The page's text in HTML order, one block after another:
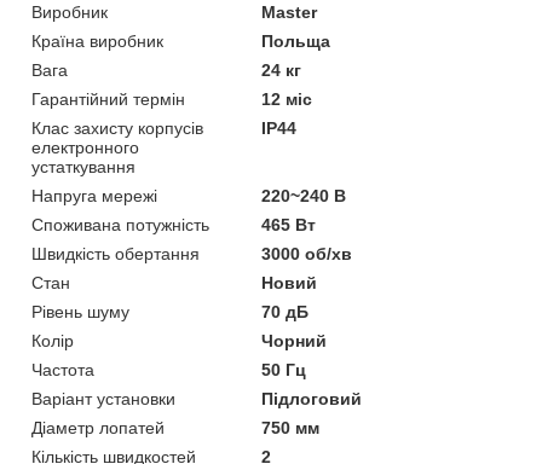
Виробник
Master
Країна виробник
Польща
Вага
24 кг
Гарантійний термін
12 міс
Клас захисту корпусів
електронного
устаткування
IP44
Напруга мережі
220~240 В
Споживана потужність
465 Вт
Швидкість обертання
3000 об/хв
Стан
Новий
Рівень шуму
70 дБ
Колір
Чорний
Частота
50 Гц
Варіант установки
Підлоговий
Діаметр лопатей
750 мм
Кількість швидкостей
2